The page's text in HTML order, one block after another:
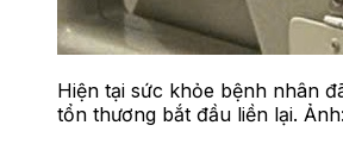
Hiện tại sức khỏe bệnh nhân
tổn thương bắt đầu liền lại.